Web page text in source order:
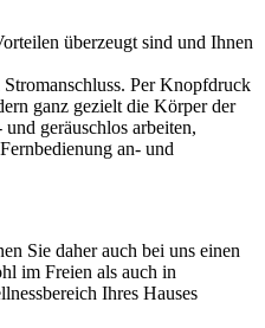
überzeugt sind und Ihnen
Per Knopfdruck
ganz gezielt die Körper der
geräuschlos arbeiten,
an- und
Sie daher auch bei uns einen
im Freien als auch in
Ihres Hauses